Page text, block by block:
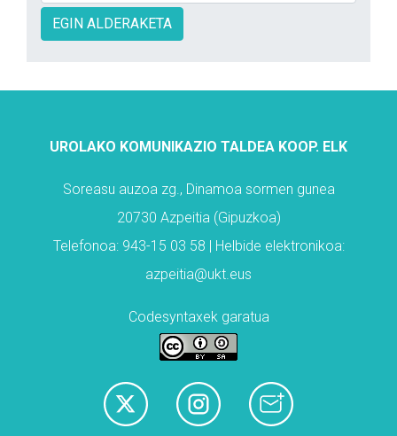
EGIN ALDERAKETA
UROLAKO KOMUNIKAZIO TALDEA KOOP. ELK
Soreasu auzoa zg., Dinamoa sormen gunea
20730 Azpeitia (Gipuzkoa)
Telefonoa: 943-15 03 58 | Helbide elektronikoa:
azpeitia@ukt.eus
Codesyntaxek garatua